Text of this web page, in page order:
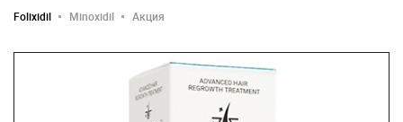
Folixidil Minoxidil Акция